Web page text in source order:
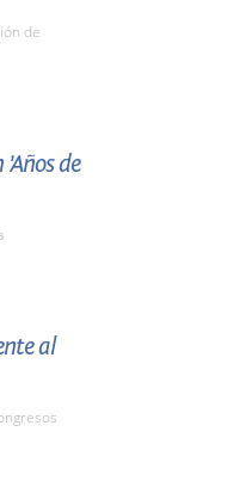
de
de
al